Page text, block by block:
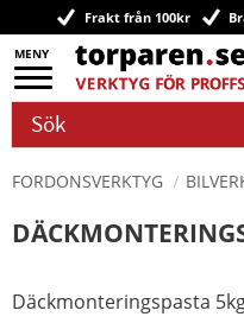
Meny
Frakt från 100kr
FORDONSVERKTYG
Däckmonteringspasta